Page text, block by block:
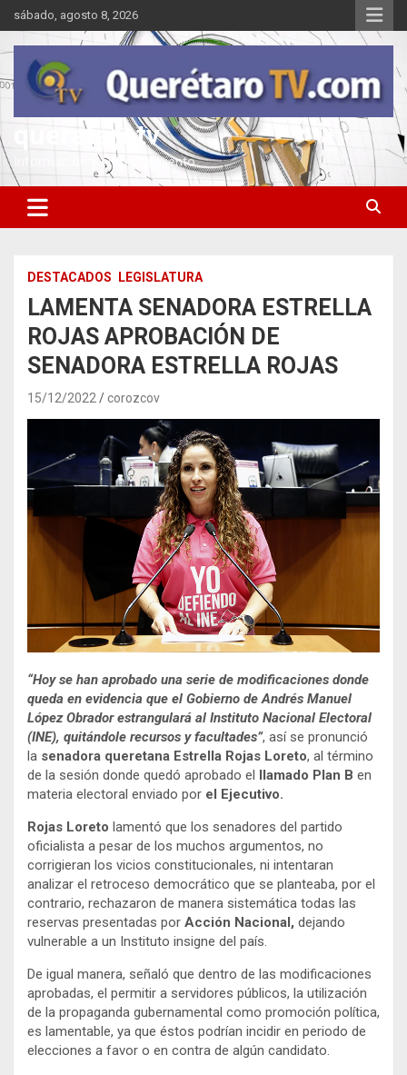
Saltar
al
contenido
sábado, agosto 8, 2026
queretarotv
Información y entretenimiento
DESTACADOS LEGISLATURA
LAMENTA SENADORA ESTRELLA
ROJAS APROBACIÓN DE
SENADORA ESTRELLA ROJAS
15/12/2022 corozcov
“Hoy se han aprobado una serie de modificaciones donde
queda en evidencia que el Gobierno de Andrés Manuel
López Obrador estrangulará al Instituto Nacional Electoral
(INE), quitándole recursos y facultades”, así se pronunció
la senadora queretana Estrella Rojas Loreto, al término
de la sesión donde quedó aprobado el llamado Plan B en
materia electoral enviado por el Ejecutivo.
Rojas Loreto lamentó que los senadores del partido
oficialista a pesar de los muchos argumentos, no
corrigieran los vicios constitucionales, ni intentaran
analizar el retroceso democrático que se planteaba, por el
contrario, rechazaron de manera sistemática todas las
reservas presentadas por Acción Nacional, dejando
vulnerable a un Instituto insigne del país.
De igual manera, señaló que dentro de las modificaciones
aprobadas, el permitir a servidores públicos, la utilización
de la propaganda gubernamental como promoción política,
es lamentable, ya que éstos podrían incidir en periodo de
elecciones a favor o en contra de algún candidato.